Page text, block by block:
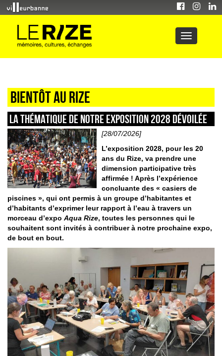
Bientôt au Rize
La thématique de notre exposition 2028 dévoilée
[28/07/2026]
L’exposition 2028, pour les 20
ans du Rize, va prendre une
dimension participative très
affirmée ! Après l’expérience
concluante des « casiers de
piscines », qui ont permis à un groupe d’habitantes et
d’habitants d’exprimer leur rapport à l’eau à travers un
morceau d’expo Aqua Rize, toutes les personnes qui le
souhaitent sont invités à contribuer à notre prochaine expo,
de bout en bout.